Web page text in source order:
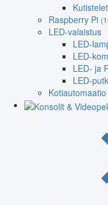
Raspberry Pi
LED-valaistus
LED-
LED-
LED- ja
LED-